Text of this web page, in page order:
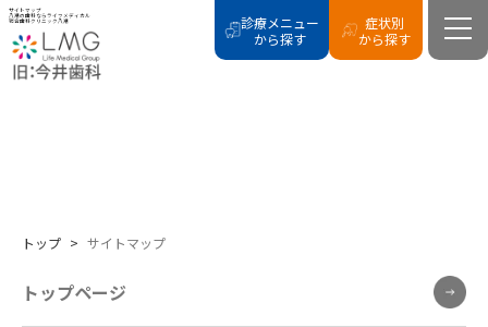
サイトマップ
八潮の歯科ならライフメディカル
総合歯科クリニック八潮
診療メニュー
から探す
症状別
から探す
トップ > サイトマップ
トップページ